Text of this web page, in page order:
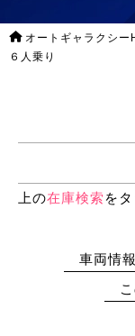
オートギャラクシー
６人乗り
上の在庫検索を
車両情報